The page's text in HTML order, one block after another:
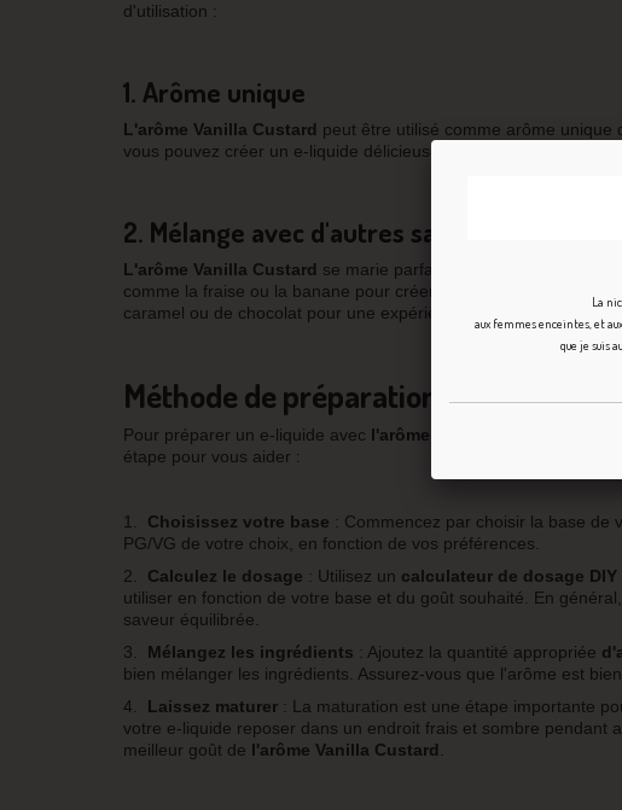
d'utilisation :
1. Arôme unique
L'arôme Vanilla Custard peut être utilisé comme arôme unique
vous pouvez créer un e-liquide délicieusement crémeux et vanillé.
2. Mélange avec d'autres saveurs
L'arôme Vanilla Custard se marie parfaitement avec de
comme la fraise ou la banane pour créer des e-liquides fruités
caramel ou de chocolat pour une expérience encore plus
Méthode de préparation et de
Pour préparer un e-liquide avec l'arôme Vanilla Custard
, vous
étape pour vous aider :
1. Choisissez votre base : Commencez par choisir la base de
PG/VG de votre choix, en fonction de vos préférences.
2.
Calculez le dosage : Utilisez un calculateur de dosage DIY
utiliser en fonction de votre base et du goût souhaité. En
saveur équilibrée.
3.
Mélangez les ingrédients : Ajoutez la quantité appropriée
bien mélanger les ingrédients. Assurez-vous que l'arôme est
4.
Laissez maturer : La maturation est une étape importante
votre e-liquide reposer dans un endroit frais et sombre pendant
meilleur goût de l'arôme Vanilla Custard
La
aux femmes enceintes, et
que je suis